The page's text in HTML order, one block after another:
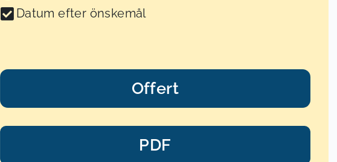
Datum efter önskemål
Offert
PDF